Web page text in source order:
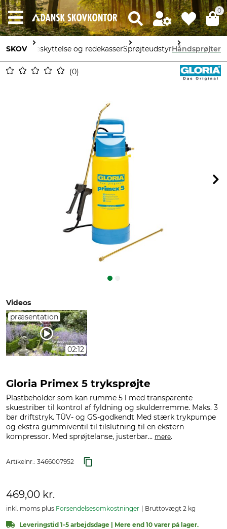
0
SKOV beskyttelse og redekasserSprøjteudstyrHåndsprøjter
0
Videos
præsentation
02:12
Gloria Primex 5 tryksprøjte
Plastbeholder som kan rumme 5 l med transparente
skuestriber til kontrol af fyldning og skulderremme. Maks. 3
bar driftstryk. TÜV- og GS-godkendt Med stærk trykpumpe
og ekstra gummiventil til tilslutning til en ekstern
kompressor. Med sprøjtelanse, justerbar... mere.
Artikelnr.: 3466007952
469,00 kr.
inkl. moms plus Forsendelsesomkostninger Bruttovægt 2 kg
Leveringstid 1-5 arbejdsdage | Mere end 10 varer på lager.